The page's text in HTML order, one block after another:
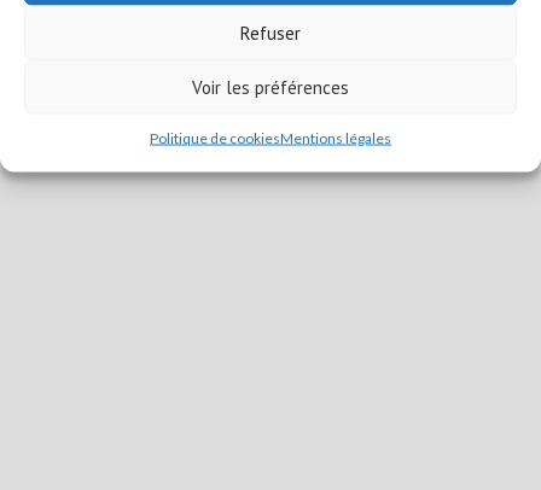
Refuser
Voir les préférences
Politique de cookiesMentions légales
Lite by8degree Themes